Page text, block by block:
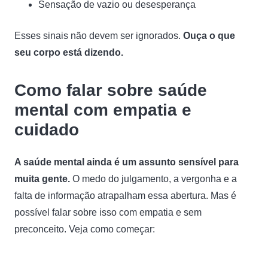
Sensação de vazio ou desesperança
Esses sinais não devem ser ignorados. Ouça o que
seu corpo está dizendo.
Como falar sobre saúde
mental com empatia e
cuidado
A saúde mental ainda é um assunto sensível para
muita gente. O medo do julgamento, a vergonha e a
falta de informação atrapalham essa abertura. Mas é
possível falar sobre isso com empatia e sem
preconceito. Veja como começar: